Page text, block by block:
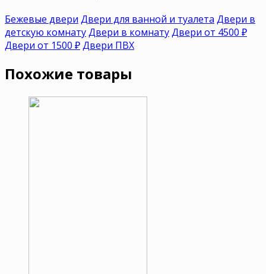
Бежевые двери Двери для ванной и туалета Двери в
детскую комнатуДвери в комнатуДвери от 4500 ₽
Двери от 1500 ₽Двери ПВХ
Похожие товары